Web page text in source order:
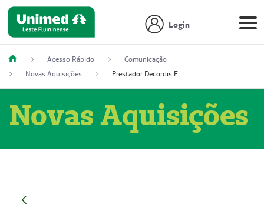
Login
Acesso Rápido
Comunicação
Novas Aquisições
Prestador Decordis Exames Cardiológicos LTDA (51004347-4)
Novas Aquisições